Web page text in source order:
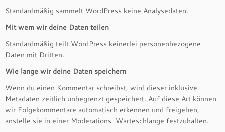
Standardmäßig sammelt WordPress keine Analysedaten.
Mit wem wir deine Daten teilen
Standardmäßig teilt WordPress keinerlei personenbezogene
Daten mit Dritten.
Wie lange wir deine Daten speichern
Wenn du einen Kommentar schreibst, wird dieser inklusive
Metadaten zeitlich unbegrenzt gespeichert. Auf diese Art können
wir Folgekommentare automatisch erkennen und freigeben,
anstelle sie in einer Moderations-Warteschlange festzuhalten.